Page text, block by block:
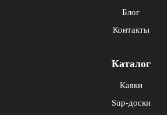
Блог
Контакты
Каталог
Каяки
Sup-доски